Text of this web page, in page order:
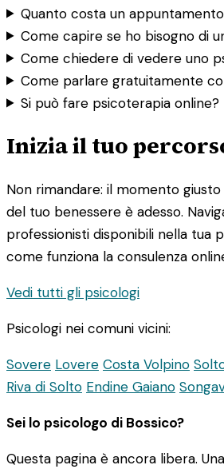
Quanto costa un
Come capire se ho bisogno di
Come chiedere di vedere uno
Come parlare gratuitamente
Si può fare psicoterapia online?
Inizia il tuo
Non rimandare: il momento
del tuo benessere è adesso.
professionisti disponibili nella tua
come funziona la consulenza
Vedi tutti gli psicologi
Psicologi nei comuni vicini:
Sovere Lovere Costa Volpino
Riva di Solto Endine Gaiano
Sei lo psicologo di Bossico?
Questa pagina è ancora libera.